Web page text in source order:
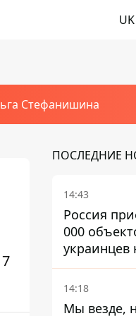
UK
Стефанишина
ПОСЛЕДНИЕ
14:43
Россия
000
украинцев
14:18
Мы везде,